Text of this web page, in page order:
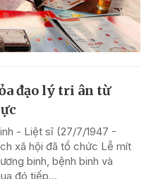
đạo lý tri ân từ
- Liệt sĩ (27/7/1947 -
xã hội đã tổ chức Lễ mít
binh, bệnh binh và
đó tiếp...